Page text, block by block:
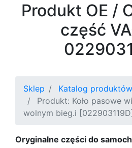
Produkt OE /
część
Sklep
Katalog produktów
Produkt: Koło pasowe
wolnym bieg.i [022903119D]
Oryginalne części do